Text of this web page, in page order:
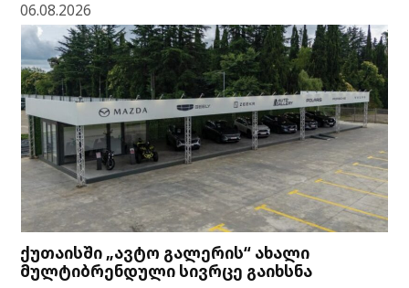
06.08.2026
ქუთაისში „ავტო გალერის“ ახალი
მულტიბრენდული სივრცე გაიხსნა